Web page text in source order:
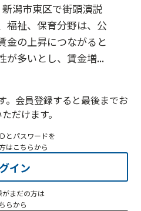
潟市東区で街頭演説
福祉、保育分野は、公
金の上昇につながると
が多いとし、賃金増...
。会員登録すると最後までお
だけます。
とパスワードを
はこちらから
イン
がまだの方は
らから